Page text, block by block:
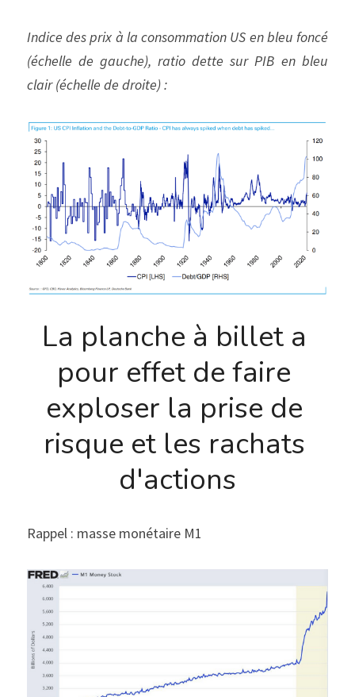
Indice des prix à la consommation US en bleu foncé
(échelle de gauche), ratio dette sur PIB en bleu
clair (échelle de droite) :
La planche à billet a
pour effet de faire
exploser la prise de
risque et les rachats
d'actions
Rappel : masse monétaire M1